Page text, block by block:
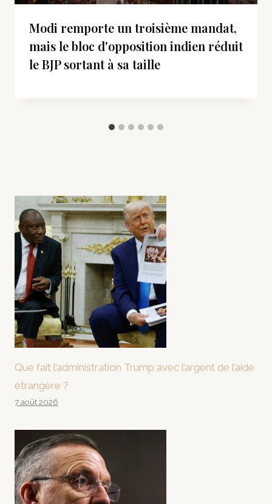
Modi remporte un troisième mandat,
mais le bloc d'opposition indien réduit
le BJP sortant à sa taille
Que fait l’administration Trump avec l’argent de l’aide
étrangère ?
7 août 2026